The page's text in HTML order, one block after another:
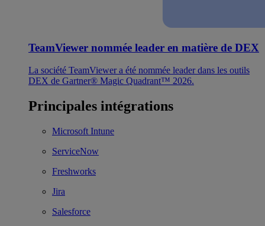
TeamViewer nommée leader en matière de DEX
La société TeamViewer a été nommée leader dans les outils
DEX de Gartner® Magic Quadrant™ 2026.
Principales intégrations
Microsoft Intune
ServiceNow
Freshworks
Jira
Salesforce